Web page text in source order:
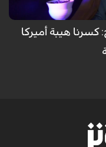
هيبة أميركا